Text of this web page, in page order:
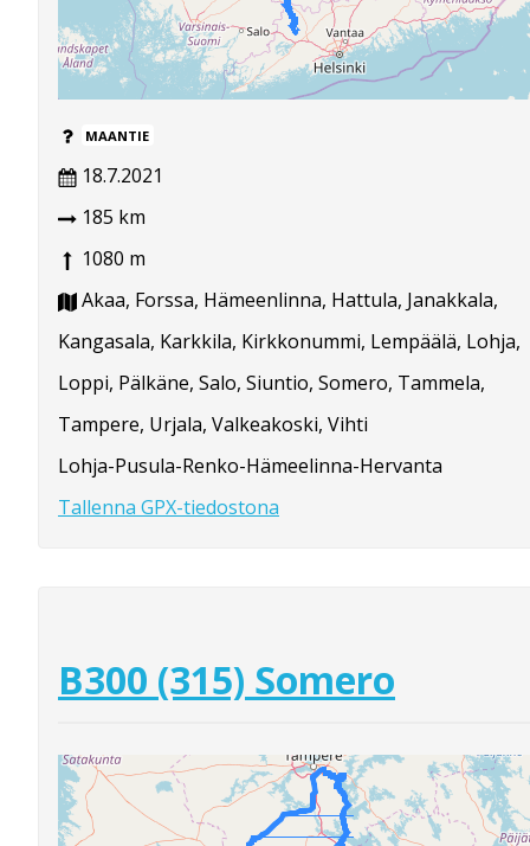
MAANTIE
18.7.2021
185 km
1080 m
Akaa, Forssa, Hämeenlinna, Hattula, Janakkala,
Kangasala, Karkkila, Kirkkonummi, Lempäälä, Lohja,
Loppi, Pälkäne, Salo, Siuntio, Somero, Tammela,
Tampere, Urjala, Valkeakoski, Vihti
Lohja-Pusula-Renko-Hämeelinna-Hervanta
Tallenna GPX-tiedostona
B300 (315) Somero